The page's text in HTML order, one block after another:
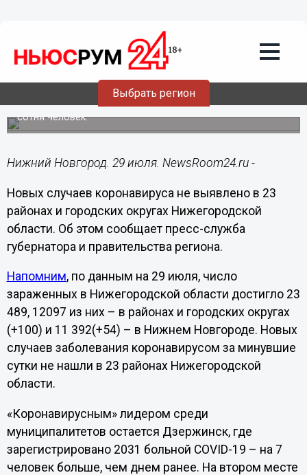
Выбрать регион
29.07.202014:03
23 нижегородских муниципалитета не
попали на карту COVID-прироста
За пределами приволжской столице заразилась еще
сотня человек.
Нижний Новгород. 29 июля. NewsRoom24.ru -
Новых случаев коронавируса не выявлено в 23
районах и городских округах Нижегородской
области. Об этом сообщает пресс-служба
губернатора и правительства региона.
Напомним, по данным на 29 июля, число
зараженных в Нижегородской области достигло 23
489, 12097 из них – в районах и городских округах
(+100) и 11 392(+54) – в Нижнем Новгороде. Новых
случаев заболевания коронавирусом за минувшие
сутки не нашли в 23 районах Нижегородской
области.
«Коронавирусным» лидером среди
муниципалитетов остается Дзержинск, где
зарегистрировано 2031 больной COVID-19 – на 7
человек больше, чем днем ранее. На втором месте